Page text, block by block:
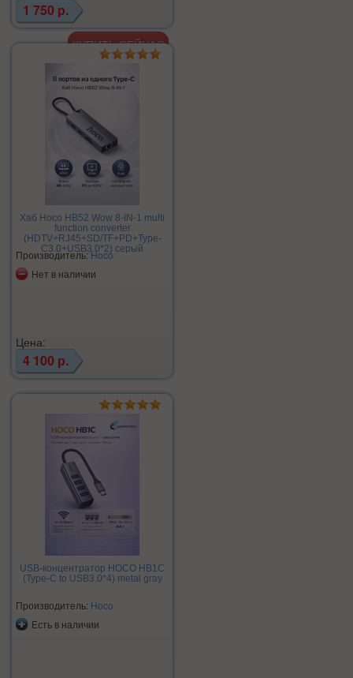
1 750 р.
Хаб Hoco HB52 Wow 8-IN-1 multi
function converter
(HDTV+RJ45+SD/TF+PD+Type-
C3.0+USB3.0*2) серый
Производитель:Hoco
Нет в наличии
Цена:
4 100 р.
USB-концентратор HOCO HB1C
(Type-C to USB3.0*4) metal gray
Производитель: Hoco
Есть в наличии